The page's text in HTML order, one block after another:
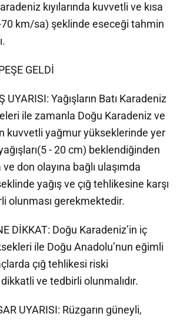
kıyılarında kuvvetli ve kısa
70 km/sa) şeklinde eseceği tahmin
GELDİ
UYARISI: Yağışların Batı Karadeniz
ile zamanla Doğu Karadeniz ve
kuvvetli yağmur yükseklerinde yer
- 20 cm) beklendiğinden
don olayına bağlı ulaşımda
yağış ve çığ tehlikesine karşı
olunması gerekmektedir.
DİKKAT: Doğu Karadeniz’in iç
ile Doğu Anadolu’nun eğimli
çığ tehlikesi riski
ve tedbirli olunmalıdır.
UYARISI: Rüzgarın güneyli,